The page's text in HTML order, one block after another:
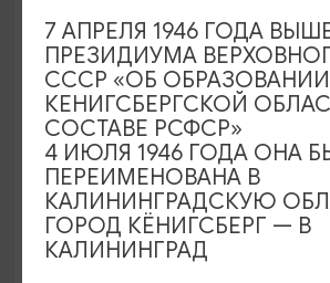
КОНЦЕРТЫ
Игорь Саруханов
19.09.2026 18:00
Светлогорск, Театр эстрады
ОТ 500₽ ПУШКИНСКАЯ КАРТА
7 АПРЕЛЯ 1946 ГОДА
ПРЕЗИДИУМА
СССР «ОБ ОБРАЗОВАНИИ
КЕНИГСБЕРГСКОЙ
СОСТАВЕ РСФСР»
4 ИЮЛЯ 1946 ГОДА ОНА
ПЕРЕИМЕНОВАНА В
КАЛИНИНГРАДСКУЮ
ГОРОД КЁНИГСБЕРГ — В
КАЛИНИНГРАД